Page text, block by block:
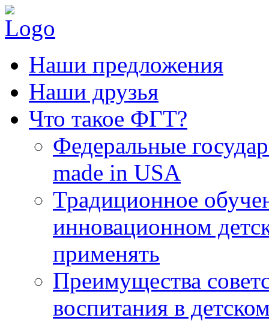
Наши предложения
Наши друзья
Что такое ФГТ?
Федеральные
made in USA
Традиционное
инновационном
применять
Преимущества
воспитания в